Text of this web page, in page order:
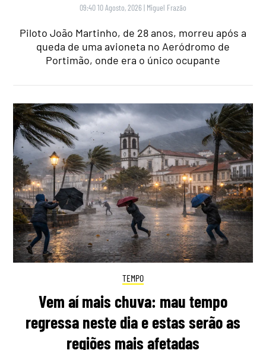
09:40 10 Agosto, 2026 | Miguel Frazão
Piloto João Martinho, de 28 anos, morreu após a
queda de uma avioneta no Aeródromo de
Portimão, onde era o único ocupante
TEMPO
Vem aí mais chuva: mau tempo
regressa neste dia e estas serão as
regiões mais afetadas